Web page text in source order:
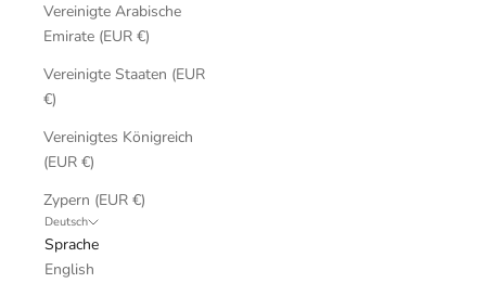
Vereinigte Arabische
Emirate (EUR €)
Vereinigte Staaten (EUR
€)
Vereinigtes Königreich
(EUR €)
Zypern (EUR €)
Deutsch
Sprache
English